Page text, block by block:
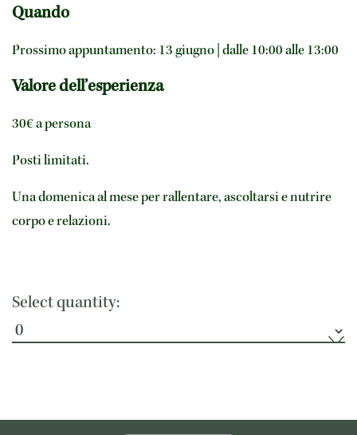
Quando
Prossimo appuntamento: 13 giugno | dalle 10:00 alle 13:00
Valore dell’esperienza
30€ a persona
Posti limitati.
Una domenica al mese per rallentare, ascoltarsi e nutrire
corpo e relazioni.
Select quantity: